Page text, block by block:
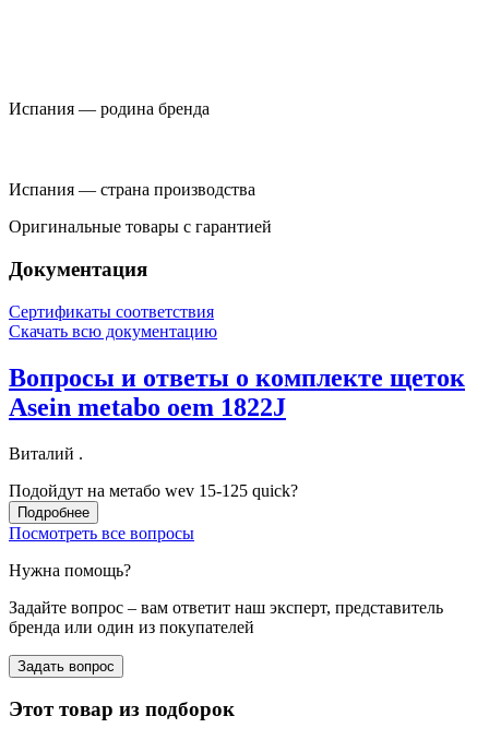
Испания — родина бренда
Испания — страна производства
Оригинальные товары c гарантией
Документация
Сертификаты соответствия
Скачать всю документацию
Вопросы и ответы о комплекте щеток
Asein metabo oem 1822J
Виталий .
Подойдут на метабо wev 15-125 quick?
Подробнее
Посмотреть все вопросы
Нужна помощь?
Задайте вопрос – вам ответит наш эксперт, представитель
бренда или один из покупателей
Задать вопрос
Этот товар из подборок